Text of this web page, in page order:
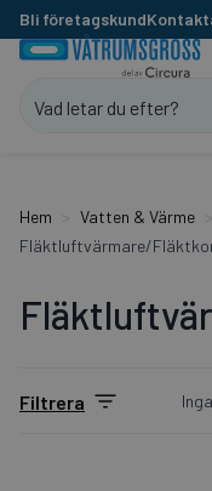
Bli företagskund
Hem Vatten & Värme
Fläktluftvärmare/
Filtrera